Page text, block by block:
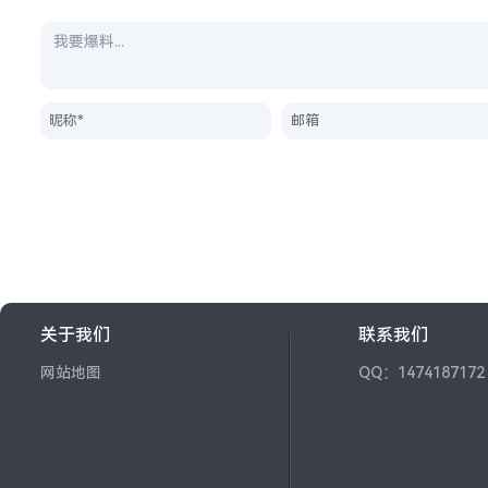
关于我们
网站地图
联系我们
QQ：1474187172